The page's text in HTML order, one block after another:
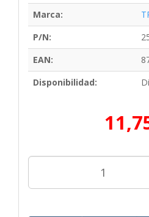
Marca:
P/N:
EAN:
Disponibilidad: